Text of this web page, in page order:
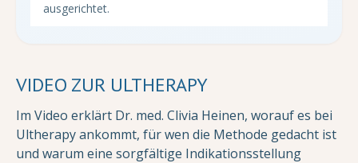
ausgerichtet.
VIDEO ZUR ULTHERAPY
Im Video erklärt Dr. med. Clivia Heinen, worauf es bei
Ultherapy ankommt, für wen die Methode gedacht ist
und warum eine sorgfältige Indikationsstellung